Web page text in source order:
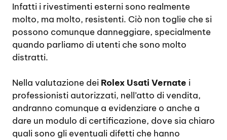
Infatti i rivestimenti esterni sono realmente
molto, ma molto, resistenti. Ciò non toglie che si
possono comunque danneggiare, specialmente
quando parliamo di utenti che sono molto
distratti.
Nella valutazione dei Rolex Usati Vernate i
professionisti autorizzati, nell’atto di vendita,
andranno comunque a evidenziare o anche a
dare un modulo di certificazione, dove sia chiaro
quali sono gli eventuali difetti che hanno